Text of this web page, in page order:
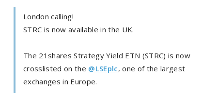
London calling!
STRC is now available in the UK.
The 21shares Strategy Yield ETN (STRC) is now
crosslisted on the @LSEplc, one of the largest
exchanges in Europe.